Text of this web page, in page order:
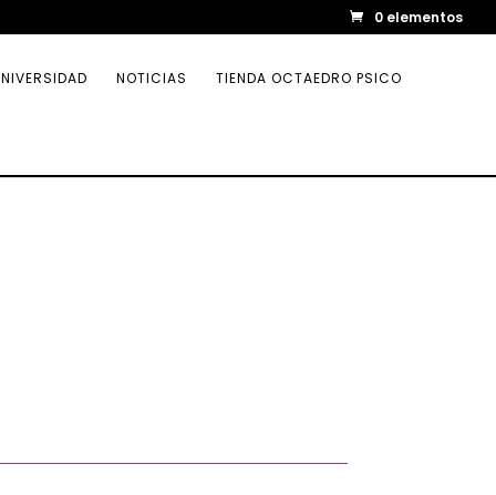
0 elementos
NOTICIAS TIENDA OCTAEDRO PSICO